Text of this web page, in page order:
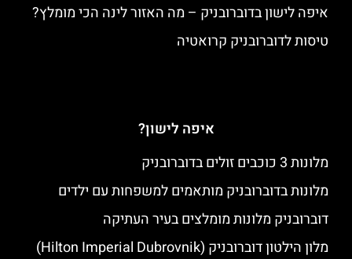
איפה לישון בדוברובניק – מה האזור לינה הכי מומלץ?
טיסות לדוברובניק קרואטיה
איפה לישון?
מלונות 3 כוכבים זולים בדוברובניק
מלונות בדוברובניק מותאמים למשפחות עם ילדים
דוברובניק מלונות מומלצים בעיר העתיקה
מלון הילטון דוברובניק (Hilton Imperial Dubrovnik)